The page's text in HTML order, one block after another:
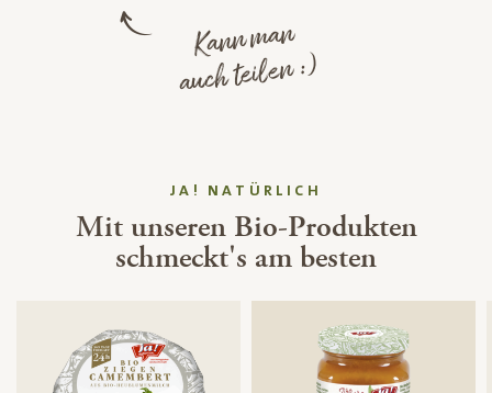
Kann man
auch teilen :)
JA! NATÜRLICH
Mit unseren Bio-Produkten
schmeckt's am besten